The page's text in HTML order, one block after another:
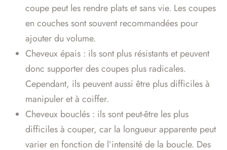
coupe peut les rendre plats et sans vie. Les coupes
en couches sont souvent recommandées pour
ajouter du volume.
Cheveux épais : ils sont plus résistants et peuvent
donc supporter des coupes plus radicales.
Cependant, ils peuvent aussi être plus difficiles à
manipuler et à coiffer.
Cheveux bouclés : ils sont peut-être les plus
difficiles à couper, car la longueur apparente peut
varier en fonction de l’intensité de la boucle. Des